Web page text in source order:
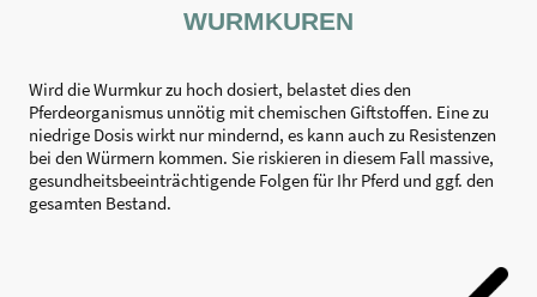
WURMKUREN
Wird die Wurmkur zu hoch dosiert, belastet dies den
Pferdeorganismus unnötig mit chemischen Giftstoffen. Eine zu
niedrige Dosis wirkt nur mindernd, es kann auch zu Resistenzen
bei den Würmern kommen. Sie riskieren in diesem Fall massive,
gesundheitsbeeinträchtigende Folgen für Ihr Pferd und ggf. den
gesamten Bestand.